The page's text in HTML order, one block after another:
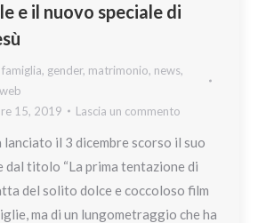
e il nuovo speciale di
famiglia, gender, matrimonio, news,
web
15, 2019 Lascia un commento
il 3 dicembre scorso il suo
dal titolo “La prima tentazione di
del solito dolce e coccoloso film
ma di un lungometraggio che ha